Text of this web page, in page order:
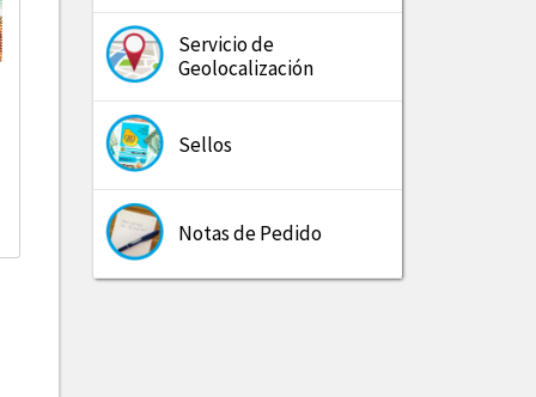
Servicio de
Geolocalización
Sellos
Notas de Pedido